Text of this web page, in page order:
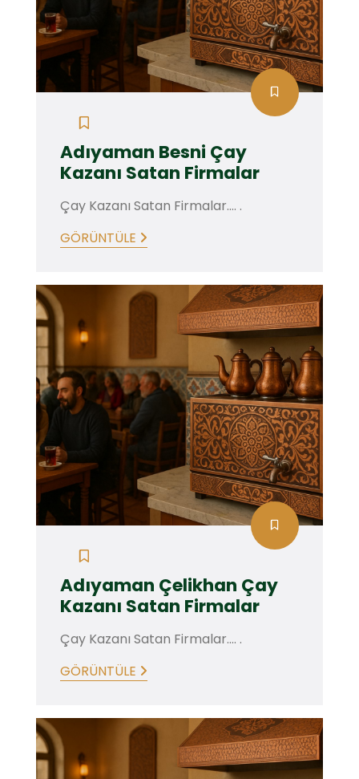
Adıyaman Besni Çay
Kazanı Satan Firmalar
Çay Kazanı Satan Firmalar.... .
GÖRÜNTÜLE
Adıyaman Çelikhan Çay
Kazanı Satan Firmalar
Çay Kazanı Satan Firmalar.... .
GÖRÜNTÜLE